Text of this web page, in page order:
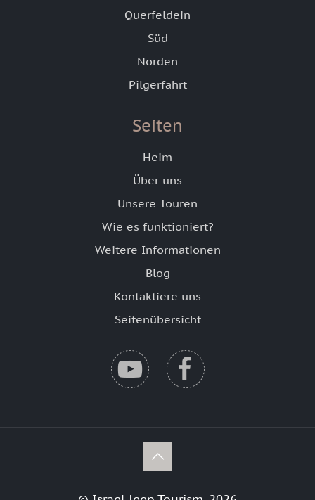
Querfeldein
Süd
Norden
Pilgerfahrt
Seiten
Heim
Über uns
Unsere Touren
Wie es funktioniert?
Weitere Informationen
Blog
Kontaktiere uns
Seitenübersicht